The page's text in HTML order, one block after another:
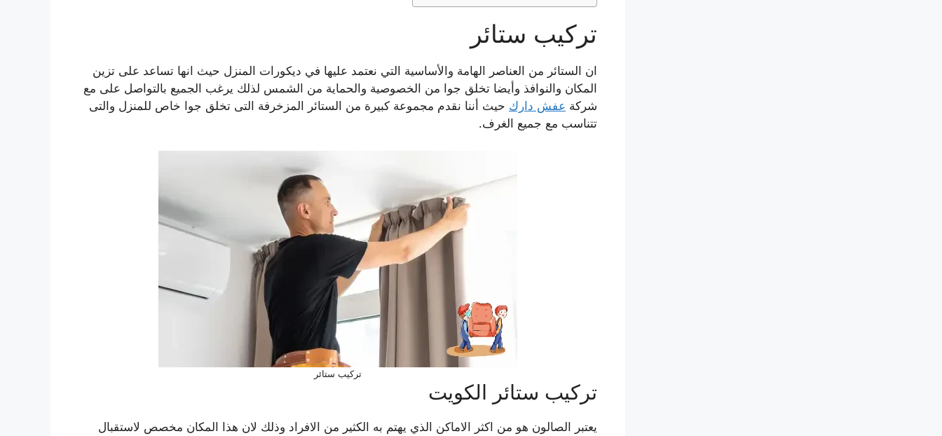
تركيب ستائر
ان الستائر من العناصر الهامة والأساسية التي نعتمد عليها في ديكورات المنزل حيث انها تساعد على تزين
المكان والنوافذ وأيضا تخلق جوا من الخصوصية والحماية من الشمس لذلك يرغب الجميع بالتواصل على مع
شركة عفش دارك حيث أننا نقدم مجموعة كبيرة من الستائر المزخرفة التى تخلق جوا خاص للمنزل والتى
تتناسب مع جميع الغرف.
تركيب ستائر
تركيب ستائر الكويت
يعتبر الصالون هو من اكثر الاماكن الذي يهتم به الكثير من الافراد وذلك لان هذا المكان مخصص لاستقبال